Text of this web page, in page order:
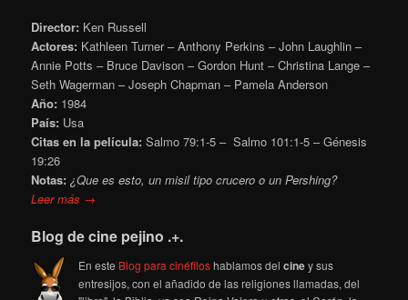
Director: Ken Russell
Actores: Kathleen Turner – Anthony Perkins – John Laughlin –
Annie Potts – Bruce Davison – Gordon Hunt – Christina Lange –
Seth Wagerman – Joseph Chapman – Pamela Anderson
Año: 1984
País: Usa
Citas en la película: Salmo 79:1-5 – Salmo 101:1-5 – Génesis
19:26
Notas: ¿Que es esto, un misil tipo crucero o un Pershing?
Leer más →
Blog de cine pejino .+.
En este Blog para cinéfiloshablamos delciney sus
entresijos, con el añadido de las religiones llamadas, del